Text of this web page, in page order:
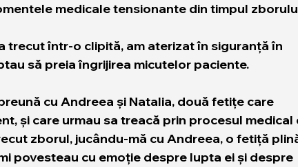
medicale tensionante din timpul
trecut într-o clipită, am aterizat în siguranță în
să preia îngrijirea micutelor paciente.
cu Andreea și Natalia, două fetițe care
și care urmau sa treacă prin procesul medical
zborul, jucându-mă cu Andreea, o fetiță
povesteau cu emoție despre lupta ei și despre